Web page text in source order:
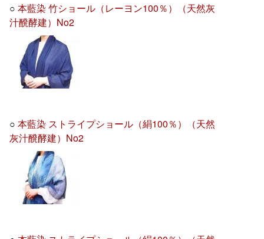
○本藍染 竹ショール（レーヨン100％）（天然灰
汁醗酵建）No2
○本藍染 ストライプショール（絹100％）（天然
灰汁醗酵建）No2